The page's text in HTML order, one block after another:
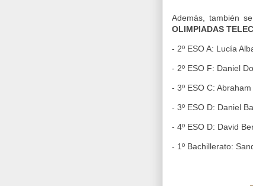
Además, también
OLIMPIADAS
- 2º ESO A: Lucía
- 2º ESO F: Daniel
- 3º ESO C:
- 3º ESO D: Daniel
- 4º ESO D: David
- 1º Bachillerato: